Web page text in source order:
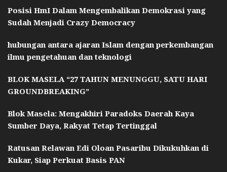
Posisi HmI Dalam Mengembalikan Demokrasi yang
Sudah Menjadi Crazy Democracy
hubungan antara ajaran Islam dengan perkembangan
ilmu pengetahuan dan teknologi
BLOK MASELA “27 TAHUN MENUNGGU, SATU HARI
GROUNDBREAKING”
Blok Masela: Mengakhiri Paradoks Daerah Kaya
Sumber Daya, Rakyat Tetap Tertinggal
Ratusan Relawan Edi Oloan Pasaribu Dikukuhkan di
Kukar, Siap Perkuat Basis PAN